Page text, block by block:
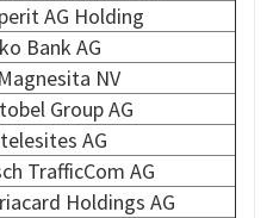
AG Holding
Bank AG
NV
Group AG
AG
TrafficCom AG
Holdings AG